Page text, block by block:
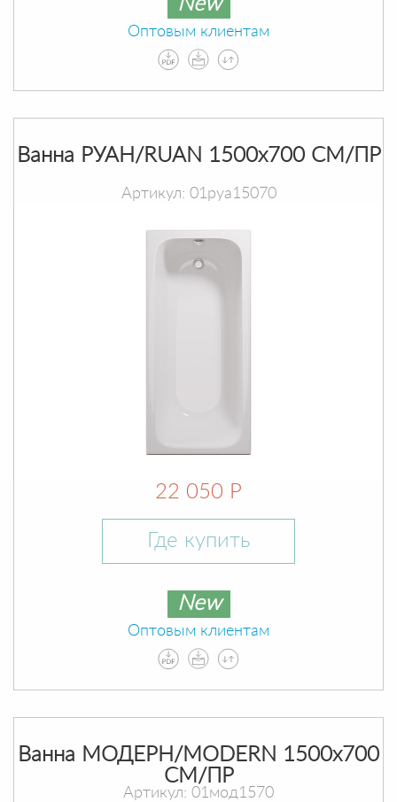
New
Оптовым клиентам
Ванна РУАН/RUAN 1500х700 СМ/ПР
Артикул: 01руа15070
22 050 Р
Где купить
New
Оптовым клиентам
Ванна МОДЕРН/MODERN 1500х700
СМ/ПР
Артикул: 01мод1570